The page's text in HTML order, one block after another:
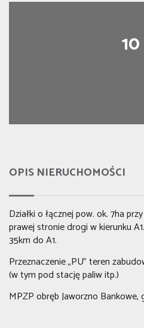
OPIS NIERUCHOMOŚCI
Działki o łącznej pow. ok. 7ha
prawej stronie drogi w kierunku
35km do A1.
Przeznaczenie „PU” teren
(w tym pod stację paliw itp.)
MPZP obręb Jaworzno Bankowe,